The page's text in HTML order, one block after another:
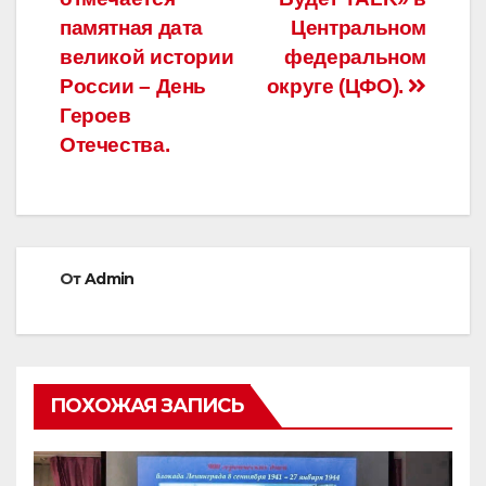
записям
Центральном
федеральном
округе (ЦФО).
памятная дата
великой истории
России – День
Героев
Отечества.
ОтAdmin
ПОХОЖАЯ ЗАПИСЬ